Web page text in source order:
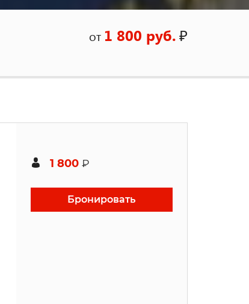
от 1 800 руб.₽
1 800 ₽
Бронировать